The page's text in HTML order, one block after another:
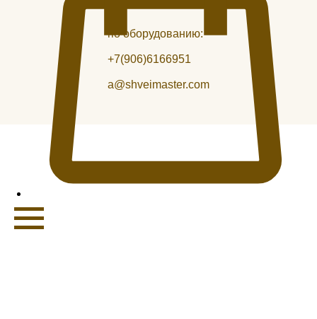
по оборудованию:
+7(906)6166951
a@shveimaster.com